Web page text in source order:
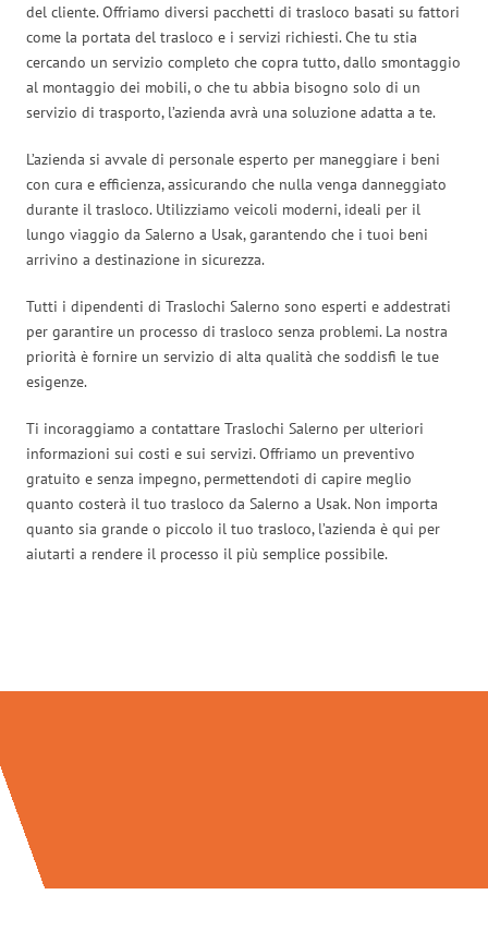
del cliente. Offriamo diversi pacchetti di trasloco basati su fattori
come la portata del trasloco e i servizi richiesti. Che tu stia
cercando un servizio completo che copra tutto, dallo smontaggio
al montaggio dei mobili, o che tu abbia bisogno solo di un
servizio di trasporto, l’azienda avrà una soluzione adatta a te.
L’azienda si avvale di personale esperto per maneggiare i beni
con cura e efficienza, assicurando che nulla venga danneggiato
durante il trasloco. Utilizziamo veicoli moderni, ideali per il
lungo viaggio da Salerno a Usak, garantendo che i tuoi beni
arrivino a destinazione in sicurezza.
Tutti i dipendenti di Traslochi Salerno sono esperti e addestrati
per garantire un processo di trasloco senza problemi. La nostra
priorità è fornire un servizio di alta qualità che soddisfi le tue
esigenze.
Ti incoraggiamo a contattare Traslochi Salerno per ulteriori
informazioni sui costi e sui servizi. Offriamo un preventivo
gratuito e senza impegno, permettendoti di capire meglio
quanto costerà il tuo trasloco da Salerno a Usak. Non importa
quanto sia grande o piccolo il tuo trasloco, l’azienda è qui per
aiutarti a rendere il processo il più semplice possibile.